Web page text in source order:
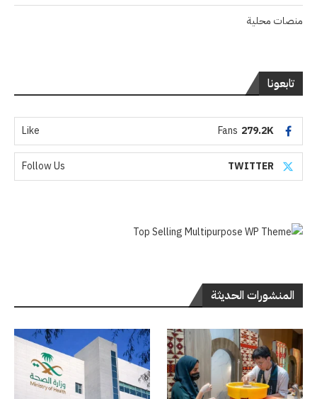
منصات محلية
تابعونا
279.2K
Fans
Like
TWITTER
Follow Us
المنشورات الحديثة